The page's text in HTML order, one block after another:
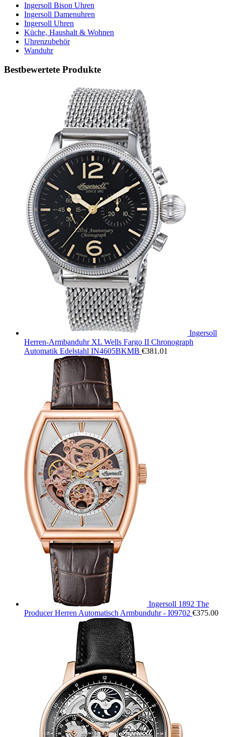
Ingersoll Bison Uhren
Ingersoll Damenuhren
Ingersoll Uhren
Küche, Haushalt & Wohnen
Uhrenzubehör
Wanduhr
Bestbewertete Produkte
Ingersoll
Herren-Armbanduhr XL Wells Fargo II Chronograph
Automatik Edelstahl IN4605BKMB €381.01
Ingersoll 1892 The
Producer Herren Automatisch Armbunduhr - I09702 €375.00